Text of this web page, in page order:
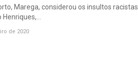
Marega, considerou os insultos racistas
de 2020